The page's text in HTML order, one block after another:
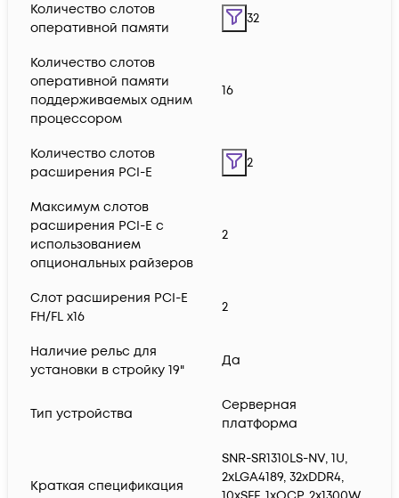
Количество слотов
оперативной памяти
32
Количество слотов
оперативной памяти
поддерживаемых одним
процессором
16
Количество слотов
расширения PCI-E
2
Максимум слотов
расширения PCI-E с
использованием
опциональных райзеров
2
Слот расширения PCI-E
FH/FL x16
2
Наличие рельс для
установки в стройку 19"
Да
Тип устройства
Серверная
платформа
Краткая спецификация
SNR-SR1310LS-NV, 1U,
2xLGA4189, 32xDDR4,